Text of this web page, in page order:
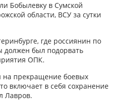
Бобылевку в Сумской
области, ВСУ за сутки
где россиянин по
должен был подорвать
ОПК.
на прекращение боевых
включает в себя сохранение
Лавров.